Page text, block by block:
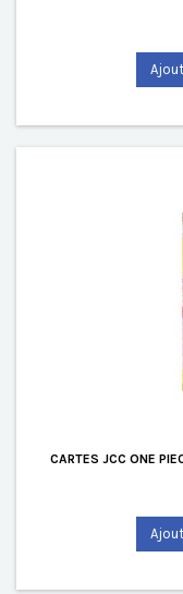
CARTES JCC ONE